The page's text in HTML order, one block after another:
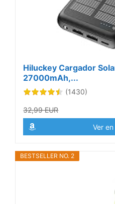
Hiluckey Cargador
27000mAh,...
(1430)
32,99 EUR
Ver
BESTSELLER NO. 2